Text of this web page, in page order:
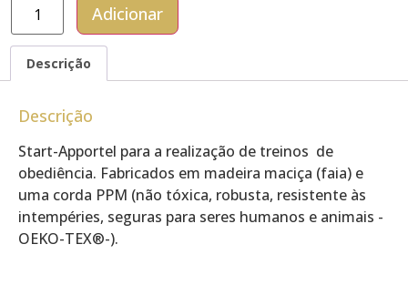
Adicionar
Descrição
Descrição
Start-Apportel para a realização de treinos de
obediência. Fabricados em madeira maciça (faia) e
uma corda PPM (não tóxica, robusta, resistente às
intempéries, seguras para seres humanos e animais -
OEKO-TEX®-).